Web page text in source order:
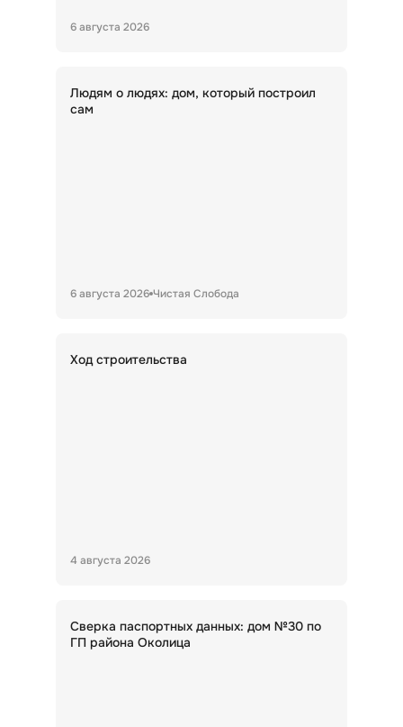
6 августа 2026
Людям о людях: дом, который построил
сам
6 августа 2026 Чистая Слобода
Ход строительства
4 августа 2026
Сверка паспортных данных: дом №30 по
ГП района Околица